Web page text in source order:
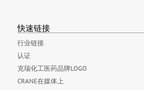
快速链接
行业链接
认证
克瑞化工医药品牌LOGO
CRANE在媒体上